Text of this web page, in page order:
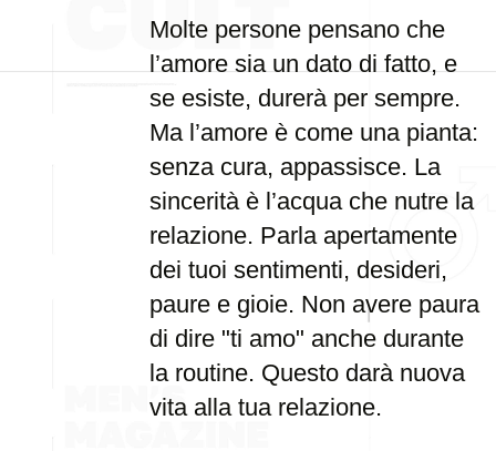
Molte persone pensano che
l’amore sia un dato di fatto, e
se esiste, durerà per sempre.
Ma l’amore è come una pianta:
senza cura, appassisce. La
sincerità è l’acqua che nutre la
relazione. Parla apertamente
dei tuoi sentimenti, desideri,
paure e gioie. Non avere paura
di dire "ti amo" anche durante
la routine. Questo darà nuova
vita alla tua relazione.